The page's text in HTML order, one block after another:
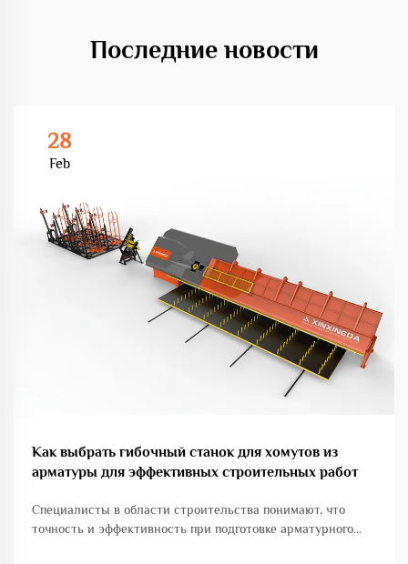
Последние новости
28
Feb
Как выбрать гибочный станок для хомутов из
арматуры для эффективных строительных работ
Специалисты в области строительства понимают, что
точность и эффективность при подготовке арматурного